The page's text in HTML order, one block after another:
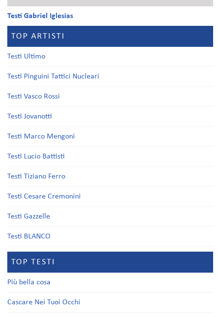
Testi Gabriel Iglesias
TOP ARTISTI
Testi Ultimo
Testi Pinguini Tattici Nucleari
Testi Vasco Rossi
Testi Jovanotti
Testi Marco Mengoni
Testi Lucio Battisti
Testi Tiziano Ferro
Testi Cesare Cremonini
Testi Gazzelle
Testi BLANCO
TOP TESTI
Più bella cosa
Cascare Nei Tuoi Occhi